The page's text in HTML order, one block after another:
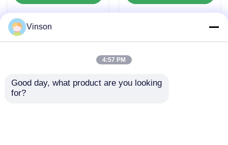
komersial & rumah
tanggapermintaan
Rumah
permintaan
Vinson
4:57 PM
Good day, what product are you looking
for?